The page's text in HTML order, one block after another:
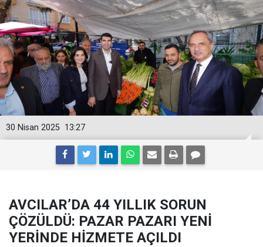
13:27
30 Nisan 2025
AVCILAR’DA 44 YILLIK SORUN
ÇÖZÜLDÜ: PAZAR PAZARI YENİ
YERİNDE HİZMETE AÇILDI